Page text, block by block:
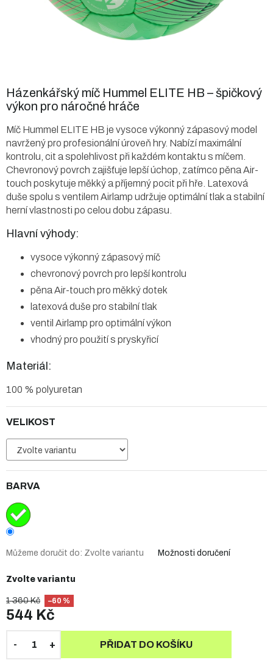
1 360 Kč –60 %
544 Kč
Zvolte variantu
VELIKOST
BARVA
Můžeme doručit do: Zvolte variantu Možnosti doručení
PŘIDAT DO KOŠÍKU
Házenkářský míč Hummel ELITE HB – špičkový
výkon pro náročné hráče
Míč Hummel ELITE HB je vysoce výkonný zápasový model
navržený pro profesionální úroveň hry. Nabízí maximální
kontrolu, cit a spolehlivost při každém kontaktu s míčem.
Chevronový povrch zajišťuje lepší úchop, zatímco pěna Air-
touch poskytuje měkký a příjemný pocit při hře. Latexová
duše spolu s ventilem Airlamp udržuje optimální tlak a stabilní
herní vlastnosti po celou dobu zápasu.
Hlavní výhody:
vysoce výkonný zápasový míč
chevronový povrch pro lepší kontrolu
pěna Air-touch pro měkký dotek
latexová duše pro stabilní tlak
ventil Airlamp pro optimální výkon
vhodný pro použití s pryskyřicí
Materiál:
100 % polyuretan